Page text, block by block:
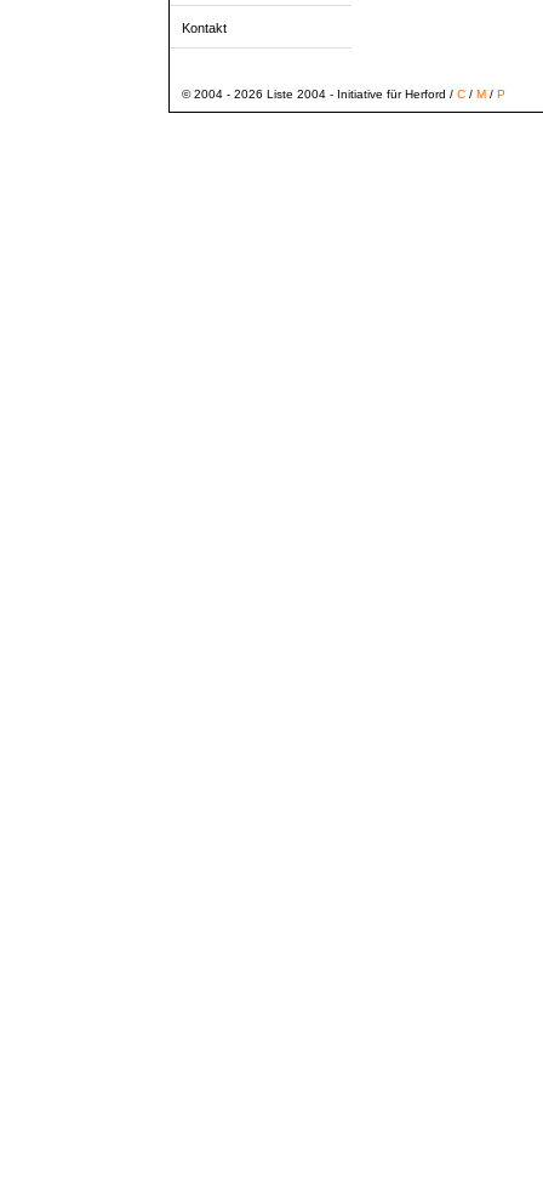
Kontakt
© 2004 - 2026 Liste 2004 - Initiative für Herford / C/ M/ P